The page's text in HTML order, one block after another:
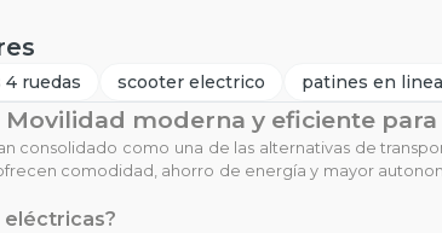
ruedas scooter electrico patines en linea
Movilidad moderna y eficiente
consolidado como una de las alternativas de
comodidad, ahorro de energía y mayor
eléctricas?